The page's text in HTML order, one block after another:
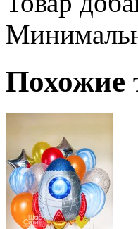
Похожие